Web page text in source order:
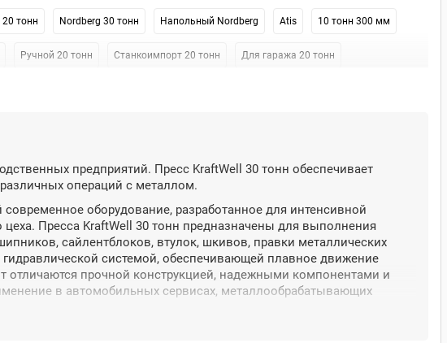
20 тонн Nordberg 30 тонн Напольный Nordberg Atis 10 тонн 300 мм
Ручной 20 тонн Станкоимпорт 20 тонн Для гаража 20 тонн
предприятий. Пресс KraftWell 30 тонн обеспечивает
операций с металлом.
оборудование, разработанное для интенсивной
Пресса KraftWell 30 тонн предназначены для выполнения
сайлентблоков, втулок, шкивов, правки металлических
системой, обеспечивающей плавное движение
отличаются прочной конструкцией, надежными компонентами и
в автомобильных сервисах, металлообрабатывающих
требуется качественное гидравлическое оборудование средней